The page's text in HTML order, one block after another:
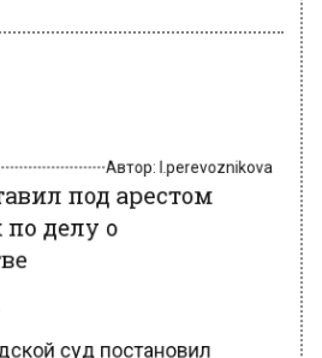
по делу о
суд постановил
директора Собчак, экс-